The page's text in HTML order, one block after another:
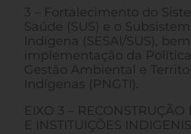
3 – Fortalecimento do
Saúde (SUS) e o
Indígena (SESAI/SUS),
implementação da
Gestão Ambiental e
Indígenas (PNGTI).
EIXO 3 – RECONSTRUÇÃO
E INSTITUIÇÕES